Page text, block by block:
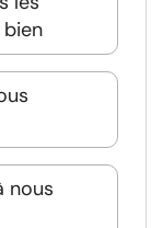
nous